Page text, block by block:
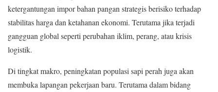
ketergantungan impor bahan pangan strategis berisiko terhadap
stabilitas harga dan ketahanan ekonomi. Terutama jika terjadi
gangguan global seperti perubahan iklim, perang, atau krisis
logistik.
Di tingkat makro, peningkatan populasi sapi perah juga akan
membuka lapangan pekerjaan baru. Terutama dalam bidang